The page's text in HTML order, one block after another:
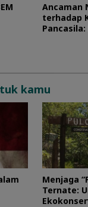
Ancaman
terhadap
kamu
Menjaga
Ternate: